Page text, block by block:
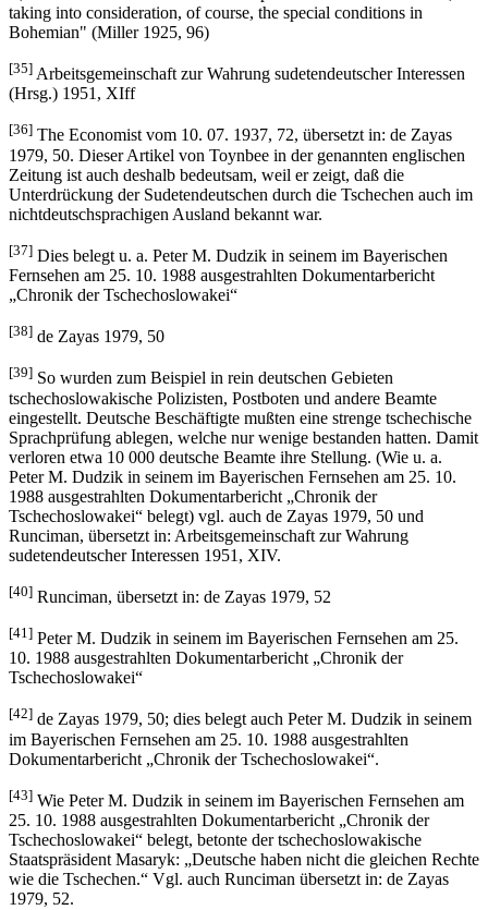
taking into consideration, of course, the special conditions in
Bohemian" (Miller 1925, 96)
[35] Arbeitsgemeinschaft zur Wahrung sudetendeutscher Interessen
(Hrsg.) 1951, XIff
[36] The Economist vom 10. 07. 1937, 72, übersetzt in: de Zayas
1979, 50. Dieser Artikel von Toynbee in der genannten englischen
Zeitung ist auch deshalb bedeutsam, weil er zeigt, daß die
Unterdrückung der Sudetendeutschen durch die Tschechen auch im
nichtdeutschsprachigen Ausland bekannt war.
[37] Dies belegt u. a. Peter M. Dudzik in seinem im Bayerischen
Fernsehen am 25. 10. 1988 ausgestrahlten Dokumentarbericht
„Chronik der Tschechoslowakei“
[38] de Zayas 1979, 50
[39] So wurden zum Beispiel in rein deutschen Gebieten
tschechoslowakische Polizisten, Postboten und andere Beamte
eingestellt. Deutsche Beschäftigte mußten eine strenge tschechische
Sprachprüfung ablegen, welche nur wenige bestanden hatten. Damit
verloren etwa 10 000 deutsche Beamte ihre Stellung. (Wie u. a.
Peter M. Dudzik in seinem im Bayerischen Fernsehen am 25. 10.
1988 ausgestrahlten Dokumentarbericht „Chronik der
Tschechoslowakei“ belegt) vgl. auch de Zayas 1979, 50 und
Runciman, übersetzt in: Arbeitsgemeinschaft zur Wahrung
sudetendeutscher Interessen 1951, XIV.
[40] Runciman, übersetzt in: de Zayas 1979, 52
[41] Peter M. Dudzik in seinem im Bayerischen Fernsehen am 25.
10. 1988 ausgestrahlten Dokumentarbericht „Chronik der
Tschechoslowakei“
[42] de Zayas 1979, 50; dies belegt auch Peter M. Dudzik in seinem
im Bayerischen Fernsehen am 25. 10. 1988 ausgestrahlten
Dokumentarbericht „Chronik der Tschechoslowakei“.
[43] Wie Peter M. Dudzik in seinem im Bayerischen Fernsehen am
25. 10. 1988 ausgestrahlten Dokumentarbericht „Chronik der
Tschechoslowakei“ belegt, betonte der tschechoslowakische
Staatspräsident Masaryk: „Deutsche haben nicht die gleichen Rechte
wie die Tschechen.“ Vgl. auch Runciman übersetzt in: de Zayas
1979, 52.